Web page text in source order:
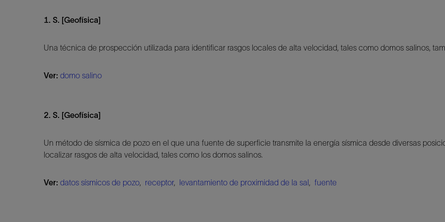
1. S. [Geofísica]
Una técnica de prospección utilizada para identificar rasgos locales de alta velocidad, tales como domos salinos,
Ver: domo salino
2. S. [Geofísica]
Un método de sísmica de pozo en el que una fuente de superficie transmite la energía sísmica desde diversas
localizar rasgos de alta velocidad, tales como los domos salinos.
Ver: datos sísmicos de pozo, receptor, levantamiento de proximidad de la sal, fuente